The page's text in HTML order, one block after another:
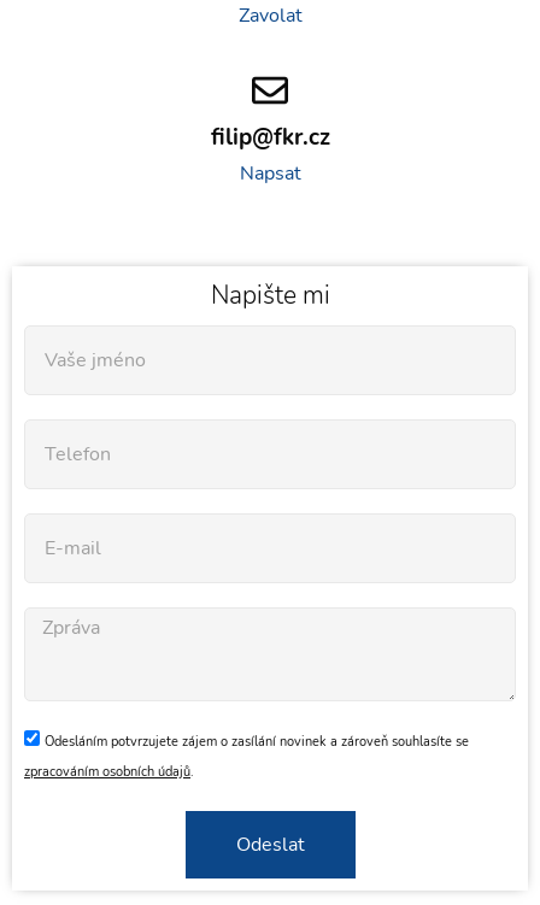
Zavolat
filip@fkr.cz
Napsat
Napište mi
Odesláním potvrzujete zájem o zasílání novinek a zároveň souhlasíte se
zpracováním osobních údajů.
Odeslat